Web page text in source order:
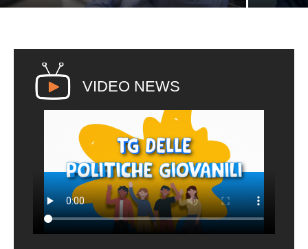
VIDEO NEWS